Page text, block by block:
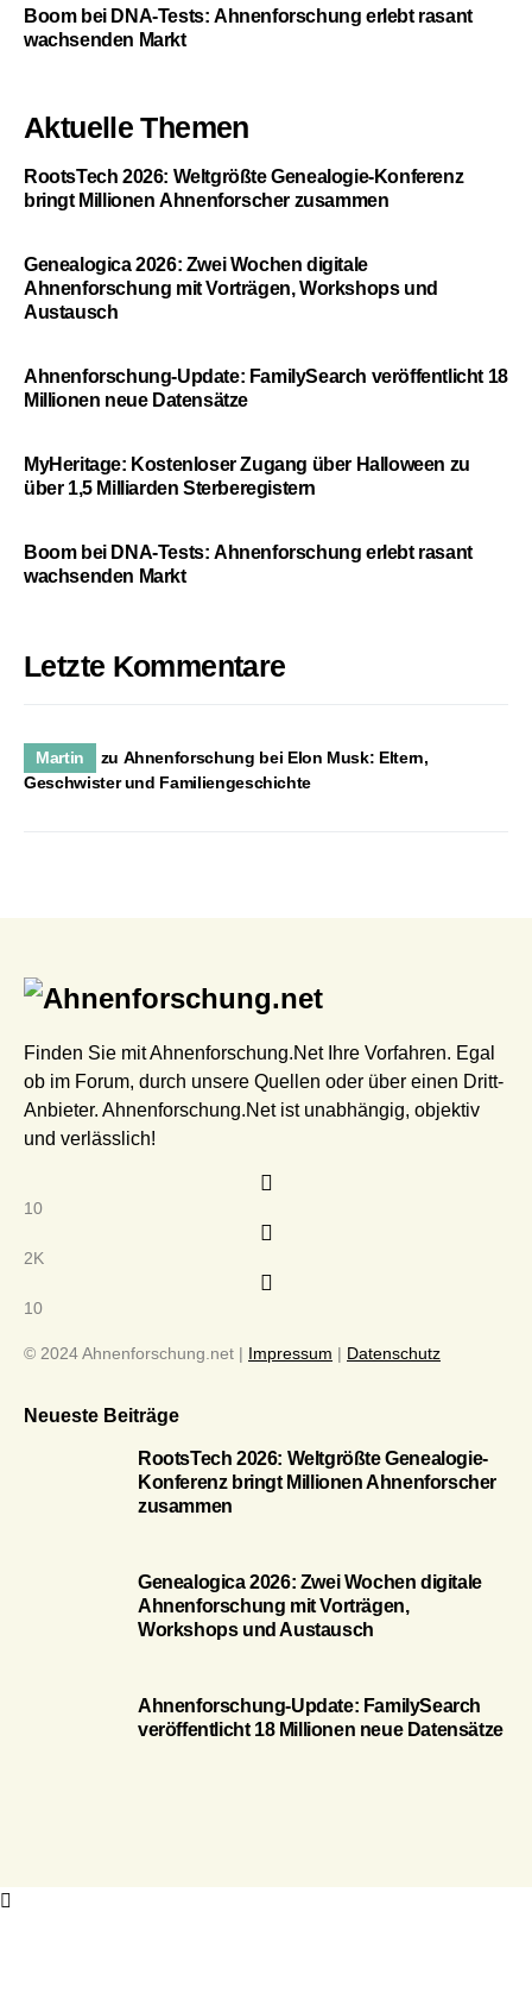
Boom bei DNA-Tests: Ahnenforschung erlebt rasant
wachsenden Markt
Aktuelle Themen
RootsTech 2026: Weltgrößte Genealogie-Konferenz
bringt Millionen Ahnenforscher zusammen
Genealogica 2026: Zwei Wochen digitale
Ahnenforschung mit Vorträgen, Workshops und
Austausch
Ahnenforschung-Update: FamilySearch veröffentlicht 18
Millionen neue Datensätze
MyHeritage: Kostenloser Zugang über Halloween zu
über 1,5 Milliarden Sterberegistern
Boom bei DNA-Tests: Ahnenforschung erlebt rasant
wachsenden Markt
Letzte Kommentare
Martin zu Ahnenforschung bei Elon Musk: Eltern,
Geschwister und Familiengeschichte
Finden Sie mit Ahnenforschung.Net Ihre Vorfahren. Egal
ob im Forum, durch unsere Quellen oder über einen Dritt-
Anbieter. Ahnenforschung.Net ist unabhängig, objektiv
und verlässlich!
10
2K
10
© 2024 Ahnenforschung.net | Impressum | Datenschutz
Neueste Beiträge
RootsTech 2026: Weltgrößte Genealogie-
Konferenz bringt Millionen Ahnenforscher
zusammen
Genealogica 2026: Zwei Wochen digitale
Ahnenforschung mit Vorträgen,
Workshops und Austausch
Ahnenforschung-Update: FamilySearch
veröffentlicht 18 Millionen neue Datensätze